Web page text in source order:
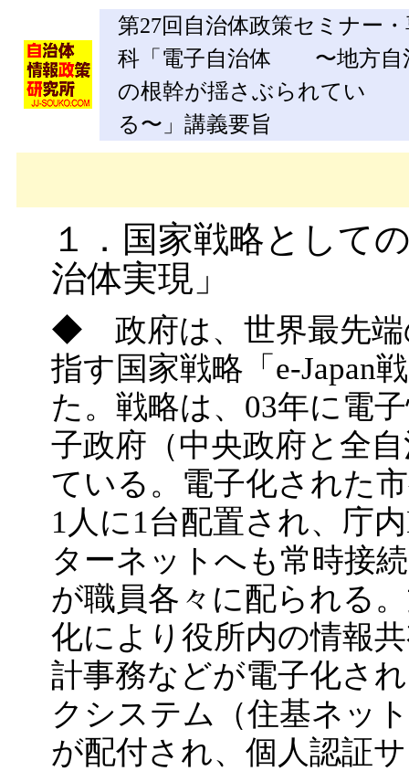
第27回自治体政策セミナー
科「電子自治体 〜地方自
の根幹が揺さぶられてい
る〜」講義要旨
１．国家戦略として
治体実現」
◆ 政府は、世界最先端
指す国家戦略「e-Japan
た。戦略は、03年に電
子政府（中央政府と全
ている。電子化された
1人に1台配置され、庁
ターネットへも常時接
が職員各々に配られる
化により役所内の情報
計事務などが電子化さ
クシステム（住基ネッ
が配付され、個人認証